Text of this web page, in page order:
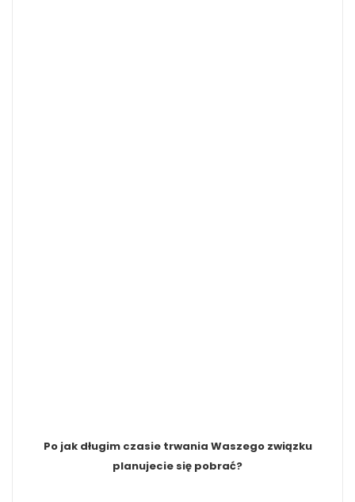
Po jak długim czasie trwania Waszego związku
planujecie się pobrać?